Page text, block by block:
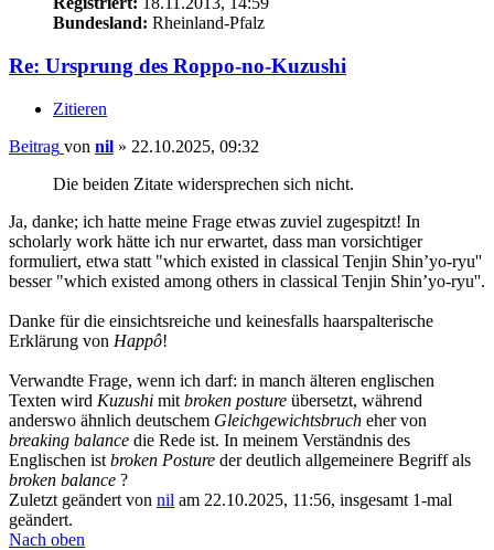
Bundesland: Rheinland-Pfalz
Re: Ursprung des Roppo-no-Kuzushi
Zitieren
Beitrag von nil » 22.10.2025, 09:32
Die beiden Zitate widersprechen sich nicht.
Ja, danke; ich hatte meine Frage etwas zuviel zugespitzt! In
scholarly work hätte ich nur erwartet, dass man vorsichtiger
formuliert, etwa statt "which existed in classical Tenjin Shin’yo-ryu''
besser "which existed among others in classical Tenjin Shin’yo-ryu''.
Danke für die einsichtsreiche und keinesfalls haarspalterische
Erklärung von Happô!
Verwandte Frage, wenn ich darf: in manch älteren englischen
Texten wird Kuzushi mit broken posture übersetzt, während
anderswo ähnlich deutschem Gleichgewichtsbruch eher von
breaking balance die Rede ist. In meinem Verständnis des
Englischen ist broken Posture der deutlich allgemeinere Begriff als
broken balance ?
Zuletzt geändert von nil am 22.10.2025, 11:56, insgesamt 1-mal
geändert.
Nach oben